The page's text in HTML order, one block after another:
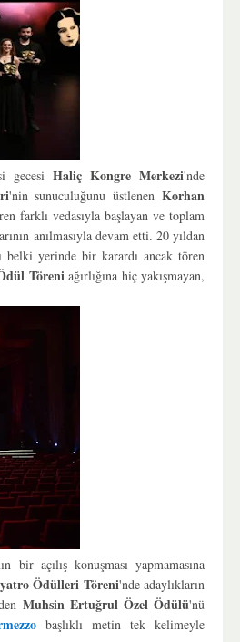
gecesiHaliç Kongre Merkezi'nde
'nin sunuculuğunu üstlenenKorhan
farklı vedasıyla başlayan ve toplam
anılmasıyla devam etti. 20 yıldan
belki yerinde bir karardı ancak tören
Töreniağırlığına hiç yakışmayan,
bir açılış konuşması yapmamasına
Ödülleri Töreni'nde adaylıkların
Muhsin Ertuğrul Özel Ödülü'nü
başlıklı metin tek kelimeyle